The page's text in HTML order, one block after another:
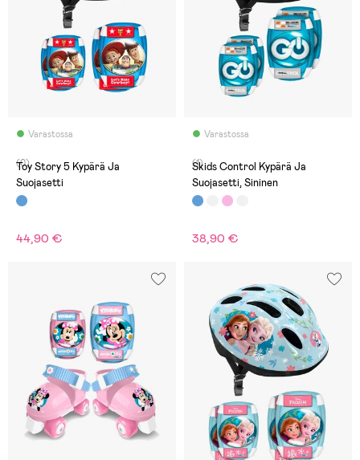
Varastossa
(0)
Toy Story 5 Kypärä Ja
Suojasetti
44,90 €
Varastossa
(1)
Skids Control Kypärä Ja
Suojasetti, Sininen
38,90 €